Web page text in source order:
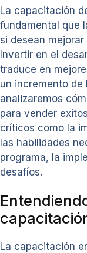
La capacitación
fundamental que
si desean
Invertir en el
traduce en
un incremento de
analizaremos
para vender
críticos como la
las habilidades
programa, la
desafíos.
La capacitación